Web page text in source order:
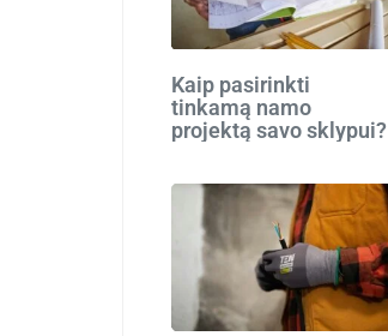
Kaip pasirinkti
tinkamą namo
projektą savo sklypui?